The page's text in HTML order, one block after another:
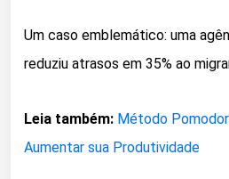
Um caso emblemático: uma
reduziu atrasos em 35% ao
Leia também: Método
Aumentar sua Produtividade